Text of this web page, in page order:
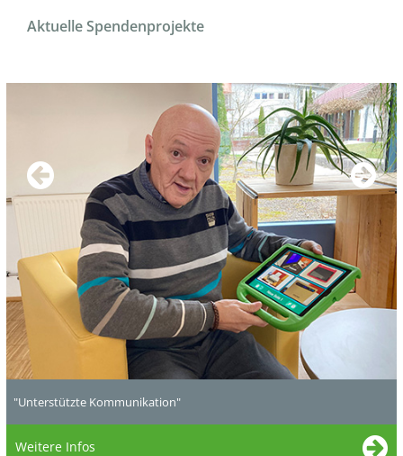
Aktuelle Spendenprojekte
"Unterstützte Kommunikation"
Weitere Infos